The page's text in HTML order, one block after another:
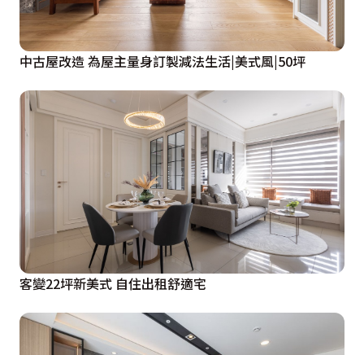
中古屋改造 為屋主量身訂製減法生活|美式風|50坪
客變22坪新美式 自住出租舒適宅